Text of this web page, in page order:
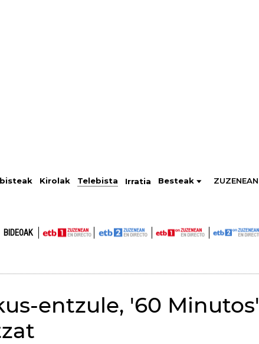
Kirolak Telebista Irratia Besteak ZUZENEAN
BIDEOAK
entzule, '60 Minutos'